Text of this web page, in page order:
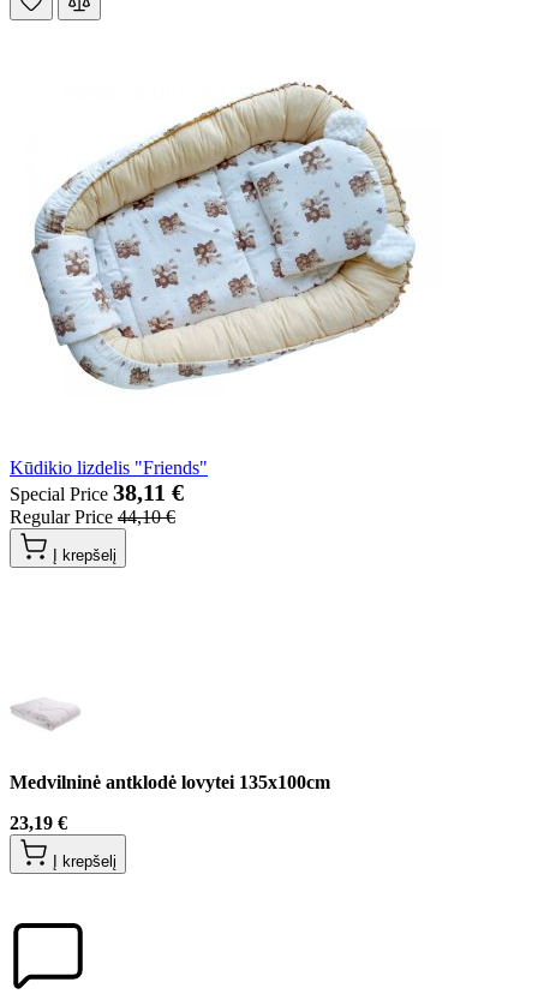
Kūdikio lizdelis "Friends"
Special Price 38,11 €
Regular Price 44,10 €
Į krepšelį
Medvilninė antklodė lovytei 135x100cm
23,19 €
Į krepšelį